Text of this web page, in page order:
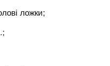
ложки;